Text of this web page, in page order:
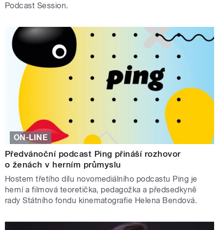
Podcast Session.
ON-LINE
Předvánoční podcast Ping přináší rozhovor
o ženách v herním průmyslu
Hostem třetího dílu novomediálního podcastu Ping je
herní a filmová teoretička, pedagožka a předsedkyně
rady Státního fondu kinematografie Helena Bendová.